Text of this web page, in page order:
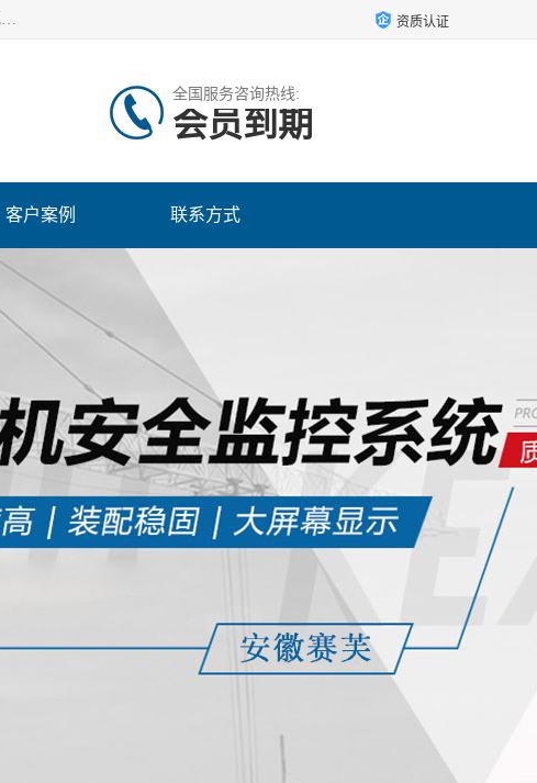
安徽赛芙智能科技有限公司是一家主营智慧化工地解决方案的企业，主营产品有：塔机安全监测系统、塔吊黑匣子、吊钩可视化、吊钩可视化系统、塔机安全监控系统、塔机黑匣子等。创建至今始终关注用户需求，为用户提供有的产品和服务。 资质认证
全国服务咨询热线:
会员到期
客户案例 联系方式